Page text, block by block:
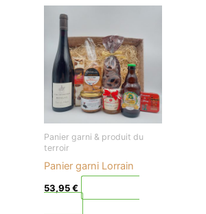
Panier garni & produit du
terroir
Panier garni Lorrain
53,95€